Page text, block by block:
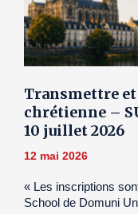
Transmettre
chrétienne –
10 juillet 2026
12 mai 2026
« Les inscriptions
School de Domuni